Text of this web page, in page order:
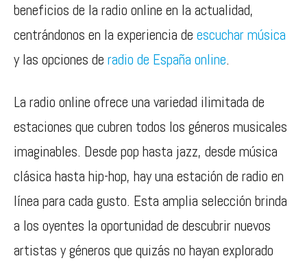
beneficios de la radio online en la actualidad,
centrándonos en la experiencia de escuchar música
y las opciones de radio de España online.
La radio online ofrece una variedad ilimitada de
estaciones que cubren todos los géneros musicales
imaginables. Desde pop hasta jazz, desde música
clásica hasta hip-hop, hay una estación de radio en
línea para cada gusto. Esta amplia selección brinda
a los oyentes la oportunidad de descubrir nuevos
artistas y géneros que quizás no hayan explorado